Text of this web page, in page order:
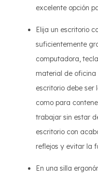
excelente opción
Elija un escritorio
suficientemente
computadora,
material de oficina
escritorio debe ser
como para
trabajar sin estar
escritorio con
reflejos y evitar la
En una silla